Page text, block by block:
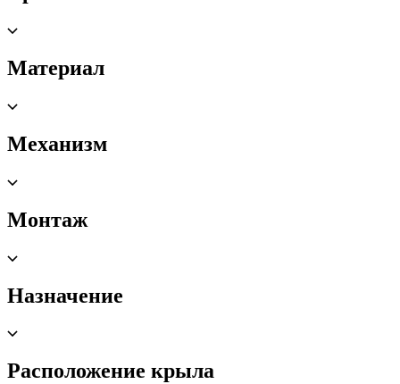
Материал
Механизм
Монтаж
Назначение
Расположение крыла